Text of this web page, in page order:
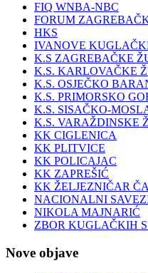
FIQ WNBA-NBC
FORUM
HKS
IVANOVE
K.S ZAGREBAČKE
K.S. KARLOVAČKE
K.S. OSJEČKO
K.S. PRIMORSKO
K.S. SISAČKO-
K.S. VARAŽDINSKE
KK CIGLENICA
KK PLITVICE
KK POLICAJAC
KK ZAPREŠIĆ
KK ŽELJEZNIČAR
NACIONALNI
NIKOLA MAJNARIĆ
ZBOR KUGLAČKIH
Nove objave